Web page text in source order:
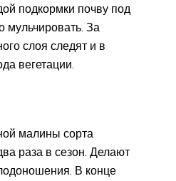
подкормки почву под
мульчировать. За
слоя следят и в
вегетации.
малины сорта
раза в сезон. Делают
В конце